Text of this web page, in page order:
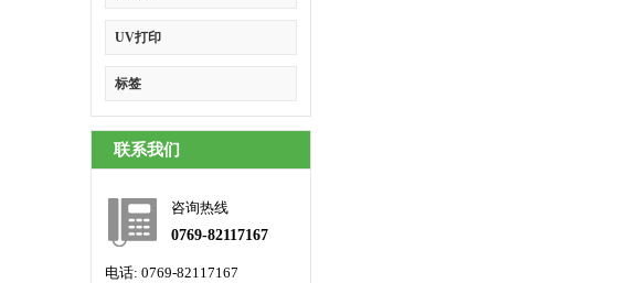
UV打印
标签
联系我们
咨询热线
0769-82117167
电话: 0769-82117167